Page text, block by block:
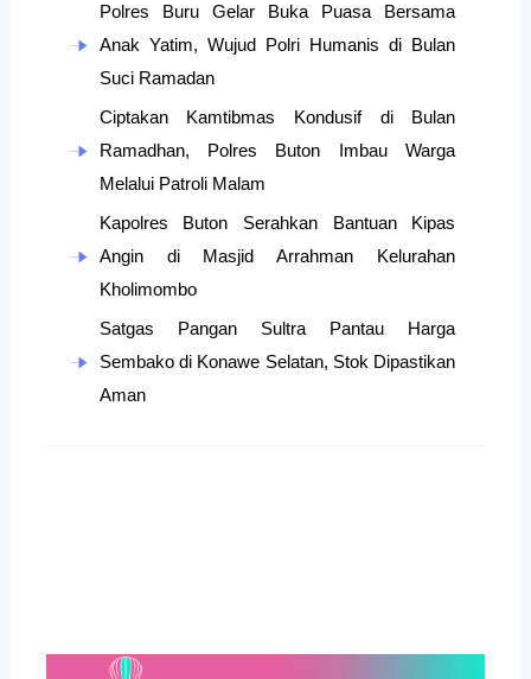
Polres Buru Gelar Buka Puasa Bersama
Anak Yatim, Wujud Polri Humanis di Bulan
Suci Ramadan
Ciptakan Kamtibmas Kondusif di Bulan
Ramadhan, Polres Buton Imbau Warga
Melalui Patroli Malam
Kapolres Buton Serahkan Bantuan Kipas
Angin di Masjid Arrahman Kelurahan
Kholimombo
Satgas Pangan Sultra Pantau Harga
Sembako di Konawe Selatan, Stok Dipastikan
Aman